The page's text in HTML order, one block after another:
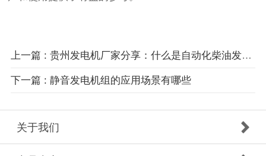
上一篇 : 贵州发电机厂家分享：什么是自动化柴油发电机组？
下一篇 : 静音发电机组的应用场景有哪些
关于我们